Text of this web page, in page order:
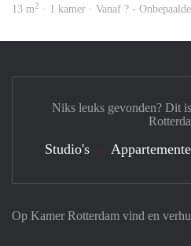
13 m2 · 1 kamer · Vanaf ? -
Op Kamer Rotterdam vind en
Niks leuks gevonden? Dit
Studio's